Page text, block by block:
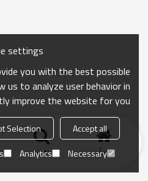
منزل بحث
settings
you with the best possible
us to analyze user behavior in
improve the website for you.
Accept all
Selection
Necessary
Analytics